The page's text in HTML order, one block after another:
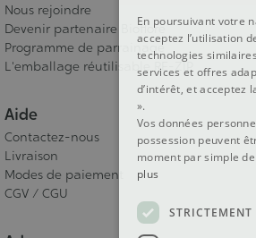
Nous rejoindre
Devenir partenaire Bioflore
Programme de parrainage
L'emballage réutilisable RE-ZIP
Aide
Contactez-nous
Livraison
Modes de paiement
CGV / CGU
En poursuivant votre
acceptez l’utilisation
technologies
services et offres
d’intérêt, et acceptez
».
Vos données
possession peuvent
moment par simple
plus
STRICTEMENT